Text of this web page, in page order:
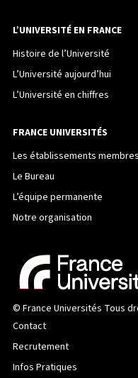
L’UNIVERSITÉ EN FRANCE
Histoire de l’Université
L’Université aujourd’hui
L’Université en chiffres
FRANCE UNIVERSITÉS
Les établissements membres
Le Bureau
L’équipe permanente
Notre organisation
© France Universités Tous
Contact
Recrutement
Infos Pratiques